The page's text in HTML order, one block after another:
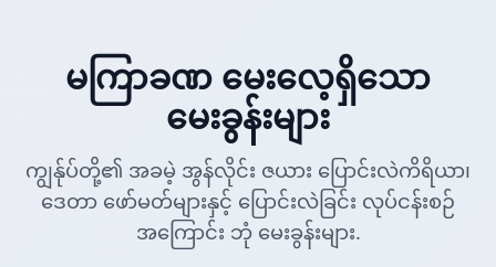
မကြာခဏ မေးလေ့ရှိသော
မေးခွန်းများ
ကျွန်ုပ်တို့၏ အခမဲ့ အွန်လိုင်း ဇယား ပြောင်းလဲကိရိယာ၊
ဒေတာ ဖော်မတ်များနှင့် ပြောင်းလဲခြင်း လုပ်ငန်းစဉ်
အကြောင်း ဘုံ မေးခွန်းများ.